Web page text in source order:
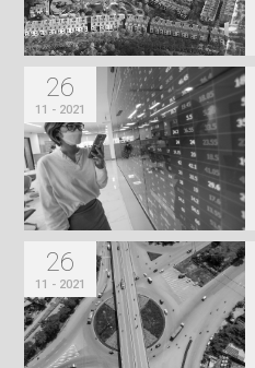
26
11 - 2021
26
11 - 2021